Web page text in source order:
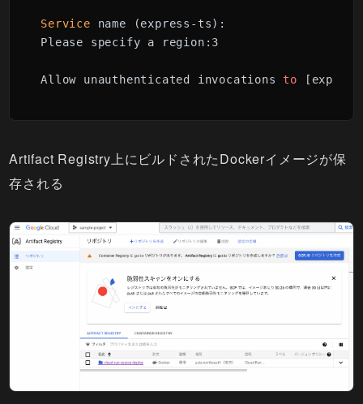
Service name (express-ts):
Please specify a region:3
Allow unauthenticated invocations to
Artifact Registry上にビルドされたDockerイメージが保
存される